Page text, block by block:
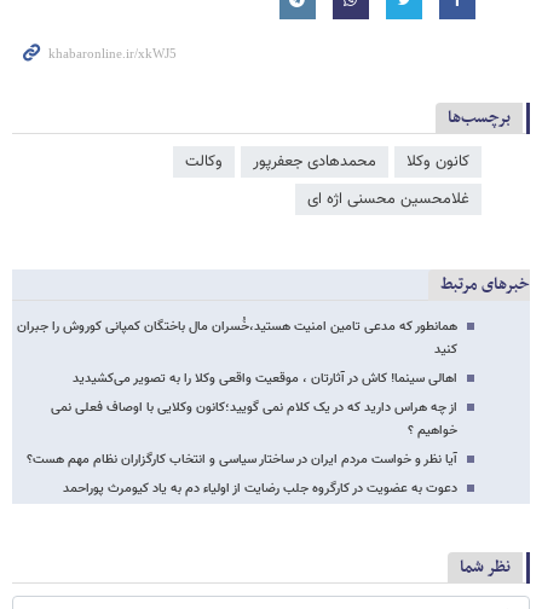
برچسب‌ها
کانون وکلا محمدهادی جعفرپور
وکالت
غلامحسین محسنی اژه‌ ای
خبرهای مرتبط
همانطور که مدعی تامین امنیت هستید،خُسران مال باختگان کمپانی کوروش را جبران
کنید
اهالی سینما! کاش در آثارتان ، موقعیت واقعی وکلا را به تصویر می‌کشیدید
از چه هراس دارید که در یک کلام نمی گویید؛کانون وکلایی با اوصاف فعلی نمی
خواهیم ؟
آیا نظر و خواست مردم ایران در ساختار سیاسی و انتخاب کارگزاران نظام مهم هست؟
دعوت به عضویت در کارگروه جلب رضایت از اولیاء دم به یاد کیومرث پوراحمد
نظر شما